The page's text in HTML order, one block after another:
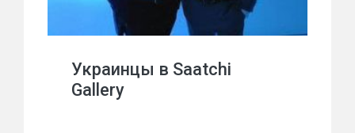
Украинцы в Saatchi
Gallery